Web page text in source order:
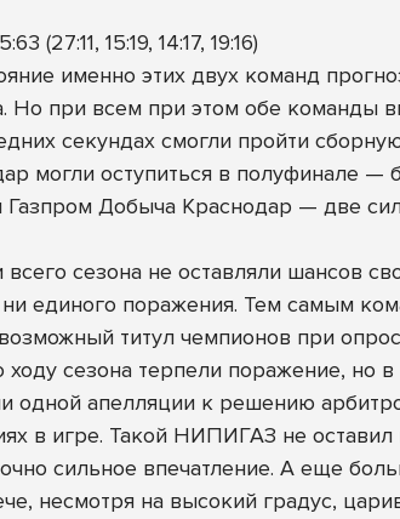
15:19, 14:17, 19:16)
именно этих двух команд
Но при всем при этом обе команды
секундах смогли пройти
могли оступиться в полуфинале —
Добыча Краснодар — две
сезона не оставляли шансов
единого поражения. Тем самым
титул чемпионов при
сезона терпели поражение, но
апелляции к решению
в игре. Такой НИПИГАЗ не
сильное впечатление. А еще
несмотря на высокий градус,